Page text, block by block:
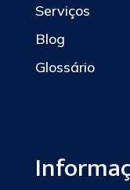
Serviços
Blog
Glossário